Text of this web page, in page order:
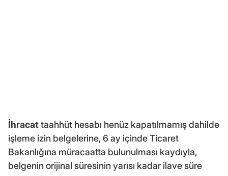
İhracattaahhüt hesabı henüz kapatılmamış dahilde
işleme izin belgelerine, 6 ay içinde Ticaret
Bakanlığına müracaatta bulunulması kaydıyla,
belgenin orijinal süresinin yarısı kadar ilave süre